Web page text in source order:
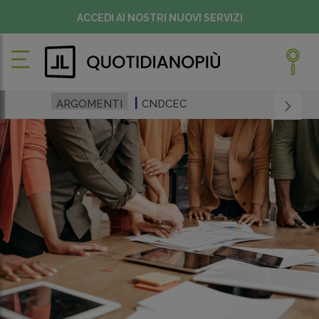
ACCEDI AI NOSTRI NUOVI SERVIZI
ARGOMENTI CNDCEC